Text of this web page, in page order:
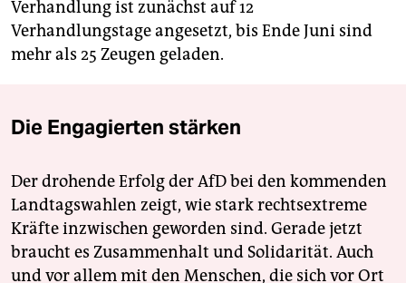
Verhandlung ist zunächst auf 12
Verhandlungstage angesetzt, bis Ende Juni sind
mehr als 25 Zeugen geladen.
Die Engagierten stärken
Der drohende Erfolg der AfD bei den kommenden
Landtagswahlen zeigt, wie stark rechtsextreme
Kräfte inzwischen geworden sind. Gerade jetzt
braucht es Zusammenhalt und Solidarität. Auch
und vor allem mit den Menschen, die sich vor Ort